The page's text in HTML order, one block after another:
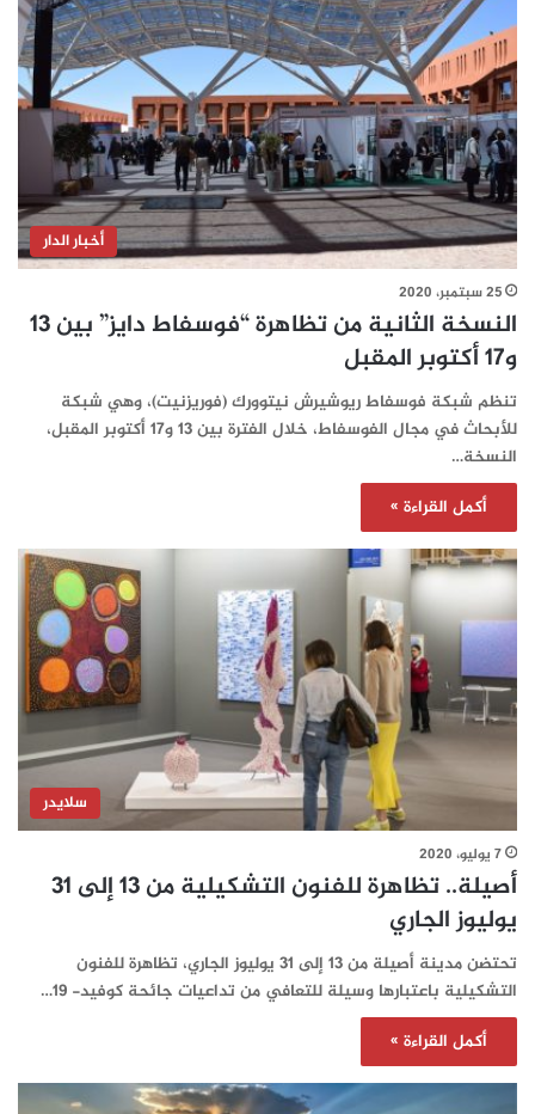
أخبار الدار
25 سبتمبر، 2020
النسخة الثانية من تظاهرة “فوسفاط دايز” بين 13
و17 أكتوبر المقبل
تنظم شبكة فوسفاط ريوشيرش نيتوورك (فوريزنيت)، وهي شبكة
للأبحاث في مجال الفوسفاط، خلال الفترة بين 13 و17 أكتوبر المقبل،
النسخة…
أكمل القراءة »
سلايدر
7 يوليو، 2020
أصيلة.. تظاهرة للفنون التشكيلية من 13 إلى 31
يوليوز الجاري
تحتضن مدينة أصيلة من 13 إلى 31 يوليوز الجاري، تظاهرة للفنون
التشكيلية باعتبارها وسيلة للتعافي من تداعيات جائحة كوفيد- 19…
أكمل القراءة »